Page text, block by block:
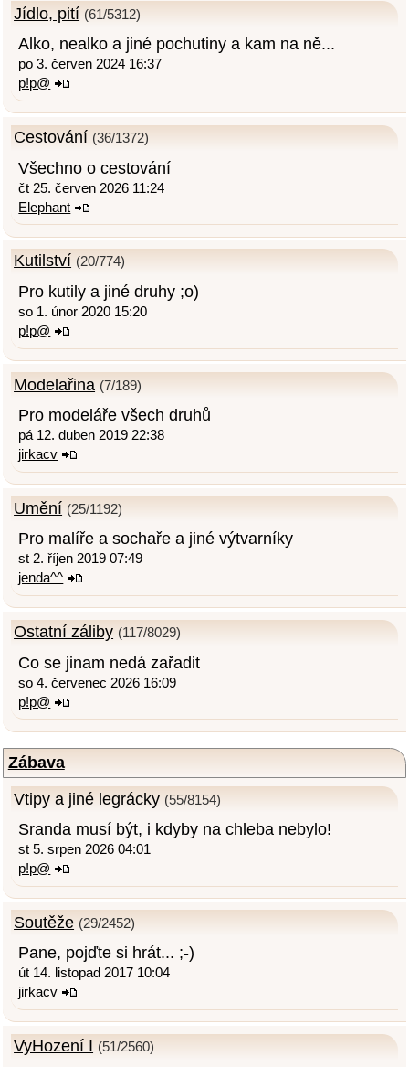
Jídlo, pití (61/5312)
Alko, nealko a jiné pochutiny a kam na ně...
po 3. červen 2024 16:37
p!p@
Cestování (36/1372)
Všechno o cestování
čt 25. červen 2026 11:24
Elephant
Kutilství (20/774)
Pro kutily a jiné druhy ;o)
so 1. únor 2020 15:20
p!p@
Modelařina (7/189)
Pro modeláře všech druhů
pá 12. duben 2019 22:38
jirkacv
Umění (25/1192)
Pro malíře a sochaře a jiné výtvarníky
st 2. říjen 2019 07:49
jenda^^
Ostatní záliby (117/8029)
Co se jinam nedá zařadit
so 4. červenec 2026 16:09
p!p@
Zábava
Vtipy a jiné legrácky (55/8154)
Sranda musí být, i kdyby na chleba nebylo!
st 5. srpen 2026 04:01
p!p@
Soutěže (29/2452)
Pane, pojďte si hrát... ;-)
út 14. listopad 2017 10:04
jirkacv
VyHození I (51/2560)